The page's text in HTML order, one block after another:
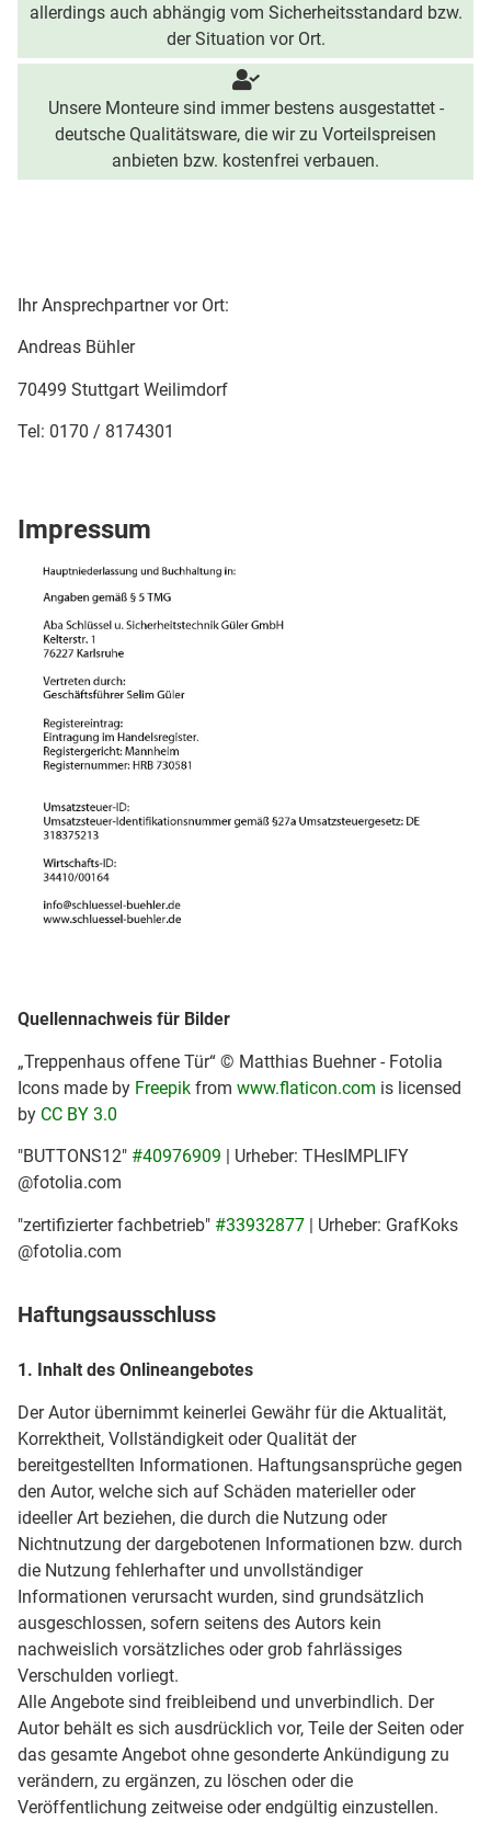
allerdings auch abhängig vom Sicherheitsstandard bzw.
der Situation vor Ort.
Unsere Monteure sind immer bestens ausgestattet -
deutsche Qualitätsware, die wir zu Vorteilspreisen
anbieten bzw. kostenfrei verbauen.
Ihr Ansprechpartner vor Ort:
Andreas Bühler
70499 Stuttgart Weilimdorf
Tel: 0170 / 8174301
Impressum
Quellennachweis für Bilder
„Treppenhaus offene Tür“ © Matthias Buehner - Fotolia
Icons made by Freepik from www.flaticon.com is licensed
by CC BY 3.0
"BUTTONS12" #40976909 | Urheber: THesIMPLIFY
@fotolia.com
"zertifizierter fachbetrieb" #33932877 | Urheber: GrafKoks
@fotolia.com
Haftungsausschluss
1. Inhalt des Onlineangebotes
Der Autor übernimmt keinerlei Gewähr für die Aktualität,
Korrektheit, Vollständigkeit oder Qualität der
bereitgestellten Informationen. Haftungsansprüche gegen
den Autor, welche sich auf Schäden materieller oder
ideeller Art beziehen, die durch die Nutzung oder
Nichtnutzung der dargebotenen Informationen bzw. durch
die Nutzung fehlerhafter und unvollständiger
Informationen verursacht wurden, sind grundsätzlich
ausgeschlossen, sofern seitens des Autors kein
nachweislich vorsätzliches oder grob fahrlässiges
Verschulden vorliegt.
Alle Angebote sind freibleibend und unverbindlich. Der
Autor behält es sich ausdrücklich vor, Teile der Seiten oder
das gesamte Angebot ohne gesonderte Ankündigung zu
verändern, zu ergänzen, zu löschen oder die
Veröffentlichung zeitweise oder endgültig einzustellen.